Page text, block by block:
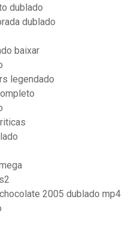
dublado
dublado
baixar
legendado
2005 dublado mp4